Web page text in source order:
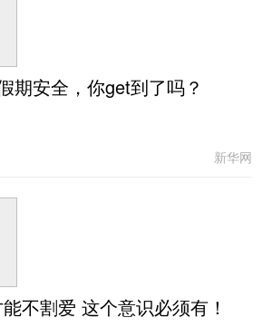
期安全，你get到了吗？
新华网
能不割爱 这个意识必须有！